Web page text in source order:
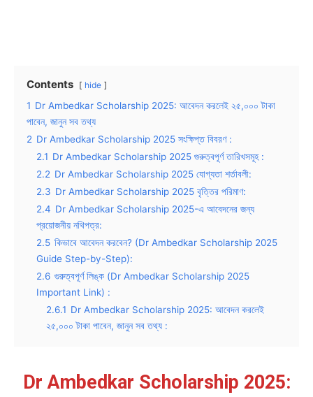
Contents hide
1 Dr Ambedkar Scholarship 2025: আবেদন করলেই ২৫,০০০ টাকা
পাবেন, জানুন সব তথ্য
2 Dr Ambedkar Scholarship 2025 সংক্ষিপ্ত বিবরণ :
2.1 Dr Ambedkar Scholarship 2025 গুরুত্বপূর্ণ তারিখসমূহ :
2.2 Dr Ambedkar Scholarship 2025 যোগ্যতা শর্তাবলী:
2.3 Dr Ambedkar Scholarship 2025 বৃত্তির পরিমাণ:
2.4 Dr Ambedkar Scholarship 2025-এ আবেদনের জন্য
প্রয়োজনীয় নথিপত্র:
2.5 কিভাবে আবেদন করবেন? (Dr Ambedkar Scholarship 2025
Guide Step-by-Step):
2.6 গুরুত্বপূর্ণ লিঙ্ক (Dr Ambedkar Scholarship 2025
Important Link) :
2.6.1 Dr Ambedkar Scholarship 2025: আবেদন করলেই
২৫,০০০ টাকা পাবেন, জানুন সব তথ্য :
Dr Ambedkar Scholarship 2025: